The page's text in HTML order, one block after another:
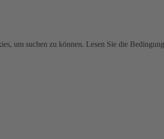
um suchen zu können. Lesen Sie die